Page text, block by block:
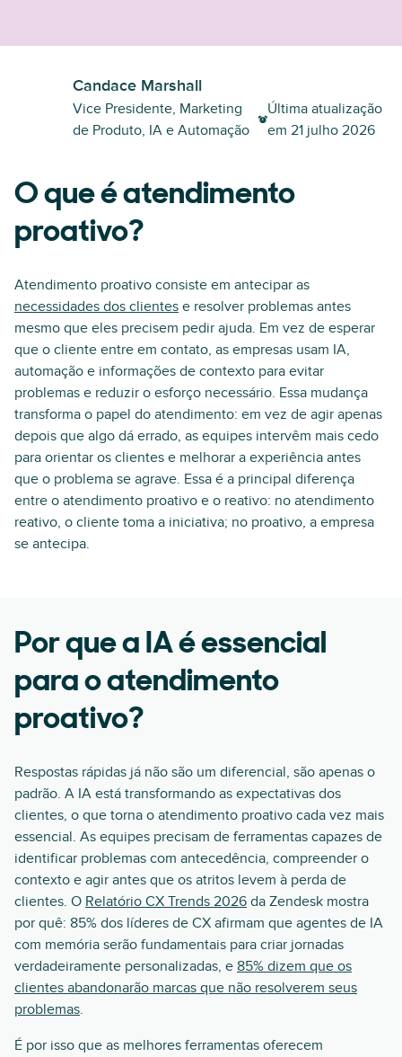
Candace Marshall
Vice Presidente, Marketing
de Produto, IA e Automação
Última atualização
em 21 julho 2026
O que é atendimento
proativo?
Atendimento proativo consiste em antecipar as
necessidades dos clientes e resolver problemas antes
mesmo que eles precisem pedir ajuda. Em vez de esperar
que o cliente entre em contato, as empresas usam IA,
automação e informações de contexto para evitar
problemas e reduzir o esforço necessário. Essa mudança
transforma o papel do atendimento: em vez de agir apenas
depois que algo dá errado, as equipes intervêm mais cedo
para orientar os clientes e melhorar a experiência antes
que o problema se agrave. Essa é a principal diferença
entre o atendimento proativo e o reativo: no atendimento
reativo, o cliente toma a iniciativa; no proativo, a empresa
se antecipa.
Por que a IA é essencial
para o atendimento
proativo?
Respostas rápidas já não são um diferencial, são apenas o
padrão. A IA está transformando as expectativas dos
clientes, o que torna o atendimento proativo cada vez mais
essencial. As equipes precisam de ferramentas capazes de
identificar problemas com antecedência, compreender o
contexto e agir antes que os atritos levem à perda de
clientes. O Relatório CX Trends 2026 da Zendesk mostra
por quê: 85% dos líderes de CX afirmam que agentes de IA
com memória serão fundamentais para criar jornadas
verdadeiramente personalizadas, e 85% dizem que os
clientes abandonarão marcas que não resolverem seus
problemas.
É por isso que as melhores ferramentas oferecem